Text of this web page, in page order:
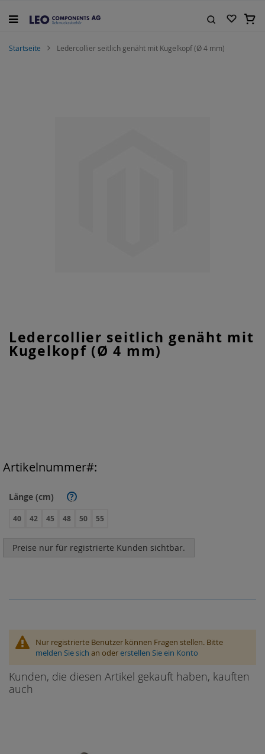
Inhalt
Startseite Ledercollier seitlich genäht mit Kugelkopf (Ø 4 mm)
Ledercollier seitlich genäht mit
Kugelkopf (Ø 4 mm)
Länge (cm) ?
40 42 45 48 50 55
Preise nur für registrierte Kunden sichtbar.
Artikelnummer
Anfang
der
Bildgalerie
Nur registrierte Benutzer können Fragen stellen. Bitte
melden Sie sich an odererstellen Sie ein Konto
Kunden, die diesen Artikel gekauft haben, kauften
auch